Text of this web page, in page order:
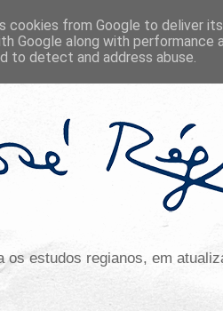
os estudos regianos, em
cookies from Google to deliver
Google along with
to detect and address abuse.